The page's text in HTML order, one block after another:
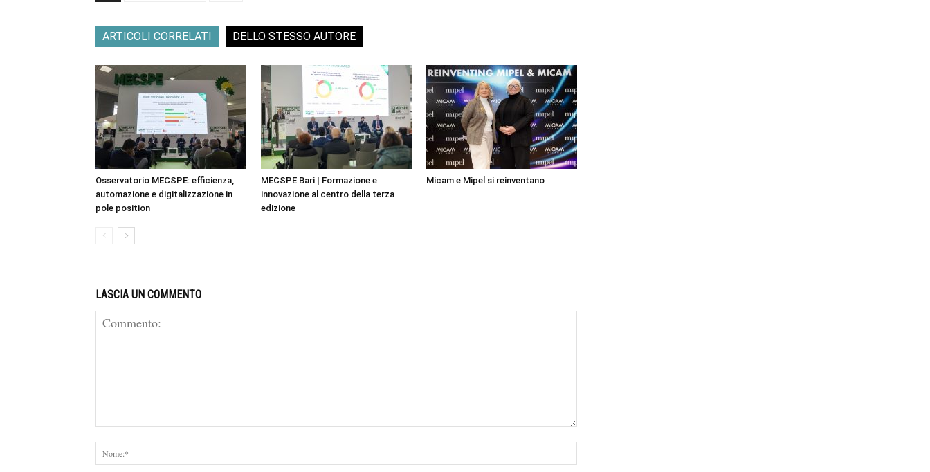
ARTICOLI CORRELATI DELLO STESSO AUTORE
Osservatorio MECSPE: efficienza,
automazione e digitalizzazione in
pole position
MECSPE Bari | Formazione e
innovazione al centro della terza
edizione
Micam e Mipel si reinventano
LASCIA UN COMMENTO